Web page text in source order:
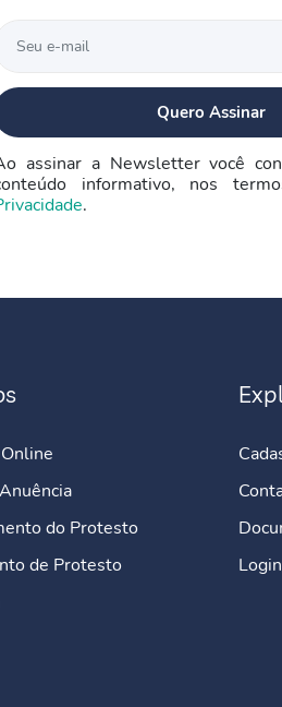
assinar a Newsletter você
informativo, nos
.
do Protesto
de Protesto
Login